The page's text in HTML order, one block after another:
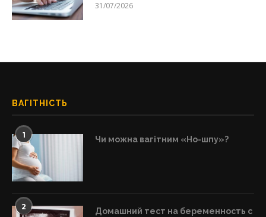
31/07/2026
ВАГІТНІСТЬ
1 Чи можна вагітним «Но-шпу»?
2
Домашний тест на беременность с